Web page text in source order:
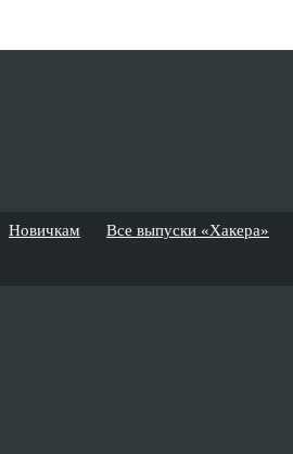
Новичкам Все выпуски «Хакера»